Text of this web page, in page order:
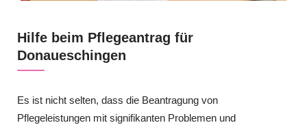
Hilfe beim Pflegeantrag für
Donaueschingen
Es ist nicht selten, dass die Beantragung von
Pflegeleistungen mit signifikanten Problemen und